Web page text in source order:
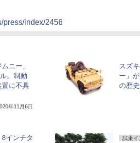
press/index/2456
ニー」
。制動
置に不具
年11月6日
スズ
ー」
の歴
インチタ
試乗イ